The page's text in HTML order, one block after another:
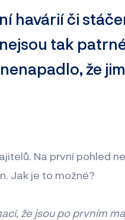
havárií či
tak
že jim
Na první pohled
Jak je to možné?
že jsou po prvním